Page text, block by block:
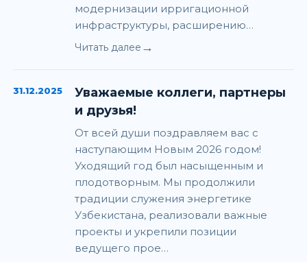
модернизации ирригационной
инфраструктуры, расширению…
Читать далее →
31.12.2025
Уважаемые коллеги, партнеры
и друзья!
От всей души поздравляем вас с
наступающим Новым 2026 годом!
Уходящий год был насыщенным и
плодотворным. Мы продолжили
традиции служения энергетике
Узбекистана, реализовали важные
проекты и укрепили позиции
ведущего прое…